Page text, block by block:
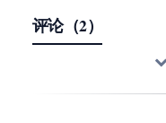
评论（2）